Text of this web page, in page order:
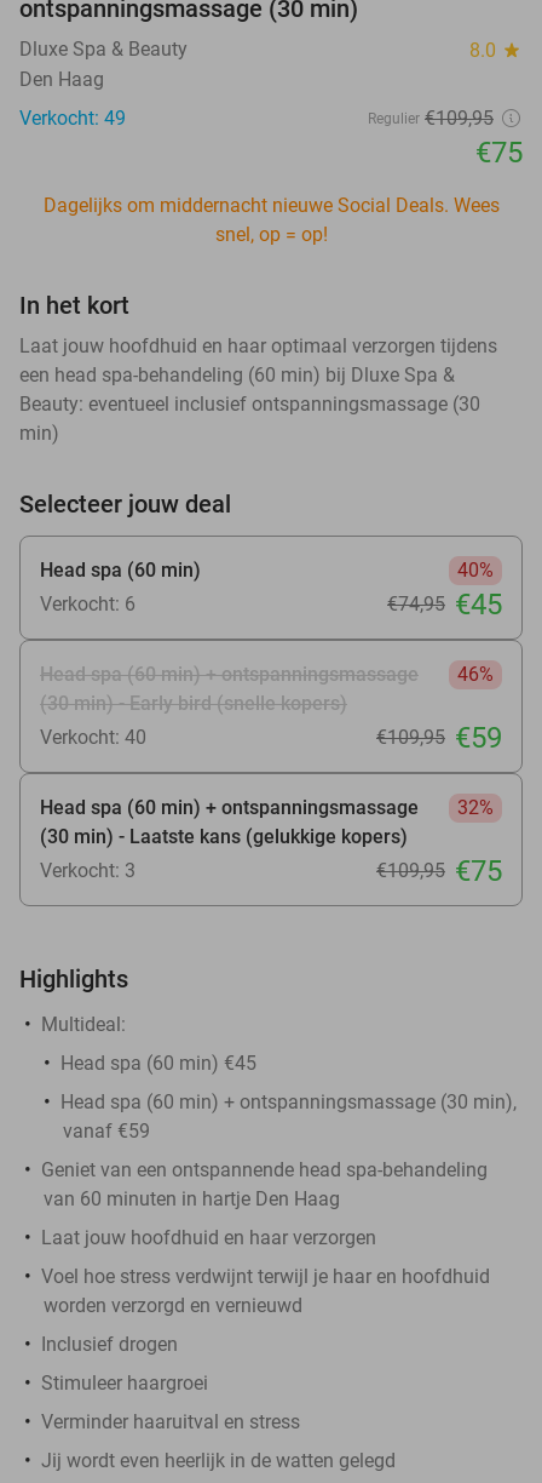
ontspanningsmassage (30 min)
Dluxe Spa & Beauty 8.0 star
Den Haag
Verkocht: 49
Regulier €109,95
€75
Dagelijks om middernacht nieuwe Social Deals. Wees
snel, op = op!
In het kort
Laat jouw hoofdhuid en haar optimaal verzorgen tijdens
een head spa-behandeling (60 min) bij Dluxe Spa &
Beauty: eventueel inclusief ontspanningsmassage (30
min)
Selecteer jouw deal
Head spa (60 min)
40%
Verkocht: 6
€74,95 €45
Head spa (60 min) + ontspanningsmassage
(30 min) - Early bird (snelle kopers)
46%
Verkocht: 40 €109,95 €59
Head spa (60 min) + ontspanningsmassage
(30 min) - Laatste kans (gelukkige kopers)
32%
Verkocht: 3 €109,95 €75
Highlights
Multideal:
Head spa (60 min) €45
Head spa (60 min) + ontspanningsmassage (30 min),
vanaf €59
Geniet van een ontspannende head spa-behandeling
van 60 minuten in hartje Den Haag
Laat jouw hoofdhuid en haar verzorgen
Voel hoe stress verdwijnt terwijl je haar en hoofdhuid
worden verzorgd en vernieuwd
Inclusief drogen
Stimuleer haargroei
Verminder haaruitval en stress
Jij wordt even heerlijk in de watten gelegd